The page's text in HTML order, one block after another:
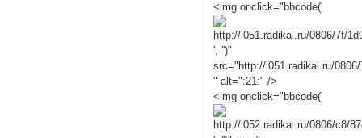
<img onclick="bbcode('
', '')"
src="http://i051.radikal.ru/
" alt=":21:" />
<img onclick="bbcode('